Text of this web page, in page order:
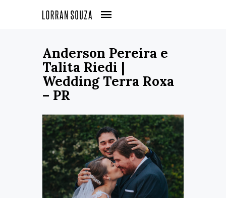
Anderson Pereira e
Talita Riedi |
Wedding Terra Roxa
– PR